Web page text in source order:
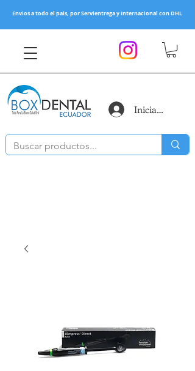
Envios a todo el pais, por Servientrega y Internacional con DHL
Iniciar sesión